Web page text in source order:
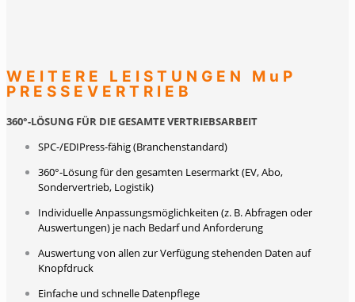
WEITERE LEISTUNGEN MuP
PRESSEVERTRIEB
360°-LÖSUNG FÜR DIE GESAMTE VERTRIEBSARBEIT
SPC-/EDIPress-fähig (Branchenstandard)
360°-Lösung für den gesamten Lesermarkt (EV, Abo,
Sondervertrieb, Logistik)
Individuelle Anpassungsmöglichkeiten (z. B. Abfragen oder
Auswertungen) je nach Bedarf und Anforderung
Auswertung von allen zur Verfügung stehenden Daten auf
Knopfdruck
Einfache und schnelle Datenpflege